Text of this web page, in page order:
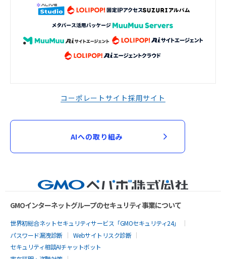
コーポレートサイト採用サイト
AIへの取り組み
GMOインターネットグループのセキュリティ事業について
世界初総合ネットセキュリティサービス「GMOセキュリティ24」
パスワード漏洩診断
Webサイトリスク診断
セキュリティ相談AIチャットボット